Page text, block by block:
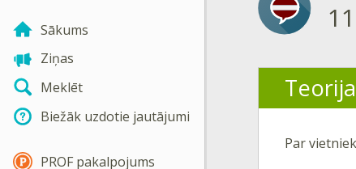
Sākums
Ziņas
Meklēt
Biežāk uzdotie jautājumi
PROF pakalpojums
Teorija
Par